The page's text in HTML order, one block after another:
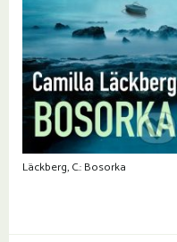
Läckberg, C.: Bosorka